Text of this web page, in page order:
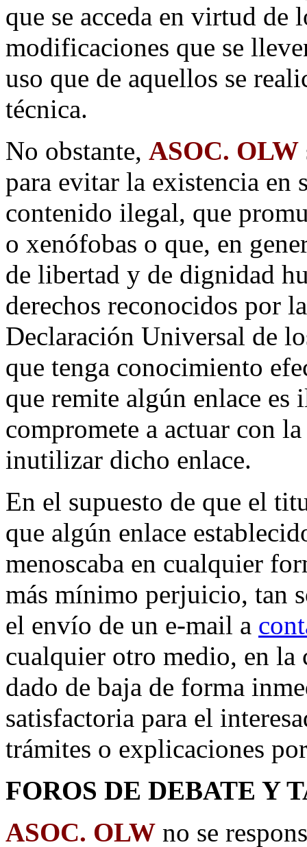
que se acceda en virtud de
modificaciones que se
uso que de aquellos se
técnica.
No obstante, ASOC. OLW
para evitar la existencia en
contenido ilegal, que
o xenófobas o que, en
de libertad y de dignidad
derechos reconocidos por
Declaración Universal de
que tenga conocimiento
que remite algún enlace
compromete a actuar con
inutilizar dicho enlace.
En el supuesto de que el
que algún enlace
menoscaba en cualquier
más mínimo perjuicio, tan
el envío de un e-mail a
cualquier otro medio, en la
dado de baja de forma
satisfactoria para el
trámites o explicaciones
FOROS DE DEBATE Y
ASOC. OLW no se